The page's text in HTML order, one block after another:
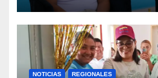
NOTICIAS REGIONALES